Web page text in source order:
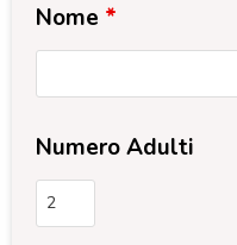
Nome *
Numero Adulti